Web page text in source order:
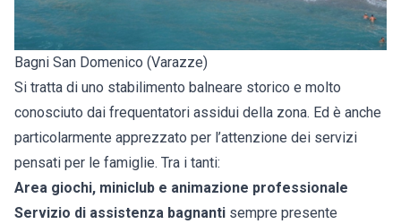
Bagni San Domenico (Varazze)
Si tratta di uno stabilimento balneare storico e molto
conosciuto dai frequentatori assidui della zona. Ed è anche
particolarmente apprezzato per l’attenzione dei servizi
pensati per le famiglie. Tra i tanti:
Area giochi, miniclub e animazione professionale
Servizio di assistenza bagnanti sempre presente